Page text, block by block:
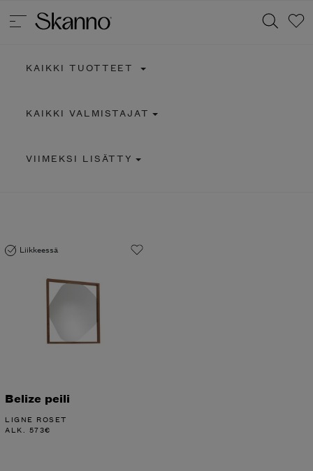
KAIKKI TUOTTEET
KAIKKI VALMISTAJAT
VIIMEKSI LISÄTTY
Liikkeessä
Belize peili
LIGNE ROSET
ALK. 573€